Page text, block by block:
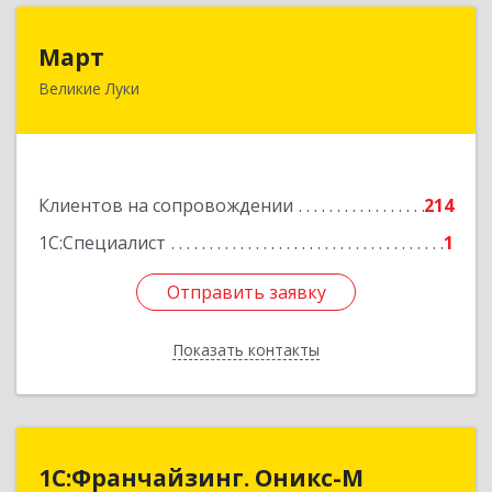
Март
Великие Луки
Клиентов на сопровождении
214
1С:Специалист
1
Отправить заявку
Показать контакты
182113, Псковская обл, Великие Луки г,
Отправить заявку
Назад
1С:Франчайзинг. Оникс-М
1С:Франчайзинг. Оникс-М